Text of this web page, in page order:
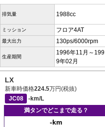
排気量 1988cc
ミッション フロア4AT
最大出力 130ps/6000rpm
生産期間
1996年11月～199
9年02月
LX
新車時価格224.5万円(税抜)
JC08
-km/L
満タンでどこまで走る？
-km